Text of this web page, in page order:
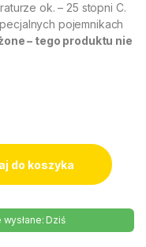
ok. – 25 stopni C.
pojemnikach
– tego produktu nie
quantity
do koszyka
Dziś